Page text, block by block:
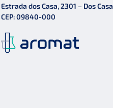
Estrada dos Casa, 2301 – Dos Casa
CEP: 09840-000